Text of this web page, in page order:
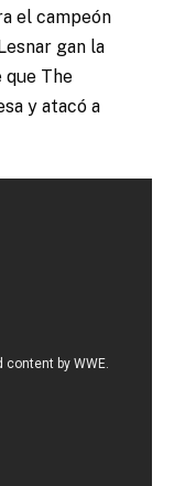
el campeón
gan la
que The
y atacó a